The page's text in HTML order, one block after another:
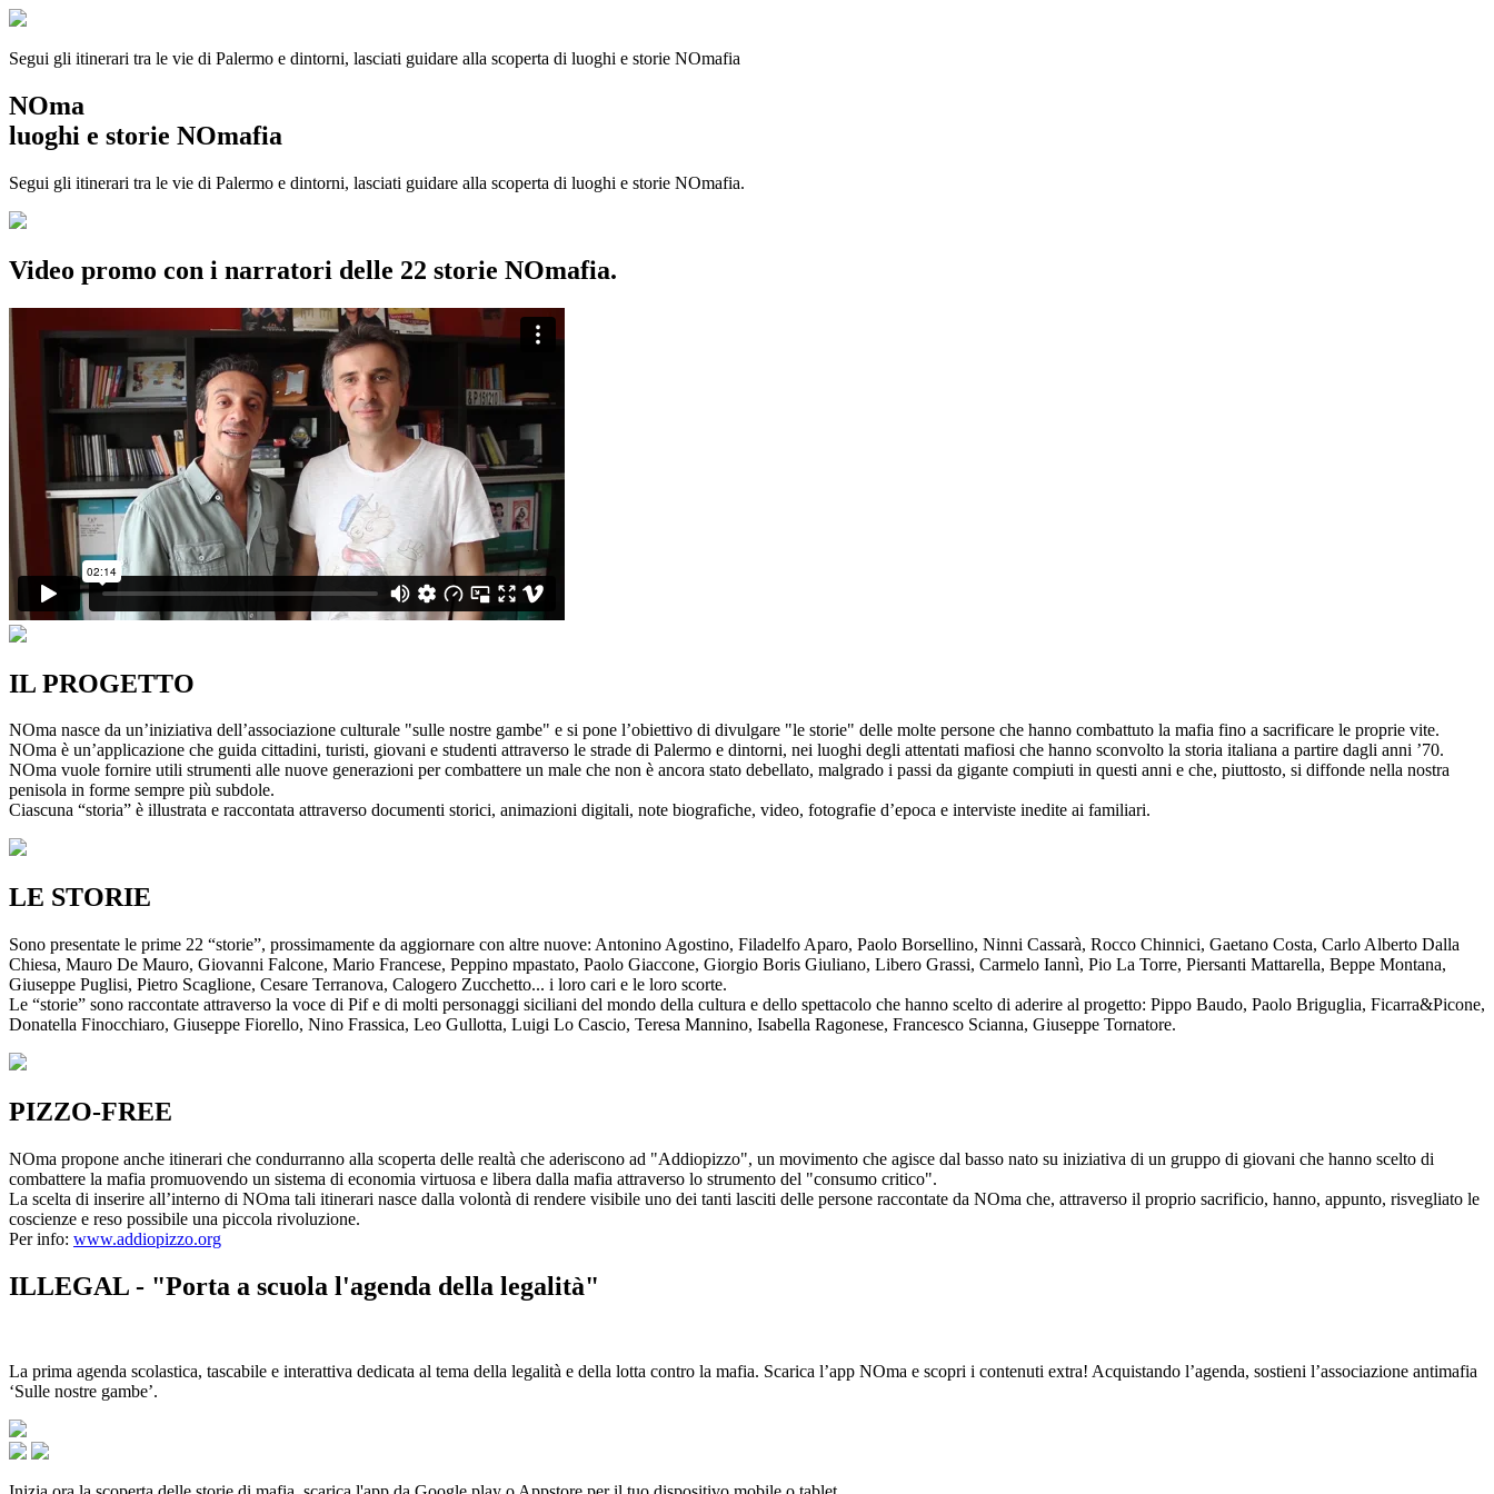
Segui gli itinerari tra le vie di Palermo e dintorni, lasciati guidare alla scoperta di luoghi e storie NOmafia
NOma
luoghi e storie NOmafia
Segui gli itinerari tra le vie di Palermo e dintorni, lasciati guidare alla scoperta di luoghi e storie NOmafia.
Video promo con i narratori delle 22 storie NOmafia.
IL PROGETTO
NOma nasce da un’iniziativa dell’associazione culturale "sulle nostre gambe" e si pone l’obiettivo di divulgare "le storie" delle molte persone che hanno combattuto la mafia fino a sacrificare le proprie vite.
NOma è un’applicazione che guida cittadini, turisti, giovani e studenti attraverso le strade di Palermo e dintorni, nei luoghi degli attentati mafiosi che hanno sconvolto la storia italiana a partire dagli anni ’70.
NOma vuole fornire utili strumenti alle nuove generazioni per combattere un male che non è ancora stato debellato, malgrado i passi da gigante compiuti in questi anni e che, piuttosto, si diffonde nella nostra
penisola in forme sempre più subdole.
Ciascuna “storia” è illustrata e raccontata attraverso documenti storici, animazioni digitali, note biografiche, video, fotografie d’epoca e interviste inedite ai familiari.
LE STORIE
Sono presentate le prime 22 “storie”, prossimamente da aggiornare con altre nuove: Antonino Agostino, Filadelfo Aparo, Paolo Borsellino, Ninni Cassarà, Rocco Chinnici, Gaetano Costa, Carlo Alberto Dalla
Chiesa, Mauro De Mauro, Giovanni Falcone, Mario Francese, Peppino mpastato, Paolo Giaccone, Giorgio Boris Giuliano, Libero Grassi, Carmelo Iannì, Pio La Torre, Piersanti Mattarella, Beppe Montana,
Giuseppe Puglisi, Pietro Scaglione, Cesare Terranova, Calogero Zucchetto... i loro cari e le loro scorte.
Le “storie” sono raccontate attraverso la voce di Pif e di molti personaggi siciliani del mondo della cultura e dello spettacolo che hanno scelto di aderire al progetto: Pippo Baudo, Paolo Briguglia, Ficarra&Picone,
Donatella Finocchiaro, Giuseppe Fiorello, Nino Frassica, Leo Gullotta, Luigi Lo Cascio, Teresa Mannino, Isabella Ragonese, Francesco Scianna, Giuseppe Tornatore.
PIZZO-FREE
NOma propone anche itinerari che condurranno alla scoperta delle realtà che aderiscono ad "Addiopizzo", un movimento che agisce dal basso nato su iniziativa di un gruppo di giovani che hanno scelto di
combattere la mafia promuovendo un sistema di economia virtuosa e libera dalla mafia attraverso lo strumento del "consumo critico".
La scelta di inserire all’interno di NOma tali itinerari nasce dalla volontà di rendere visibile uno dei tanti lasciti delle persone raccontate da NOma che, attraverso il proprio sacrificio, hanno, appunto, risvegliato le
coscienze e reso possibile una piccola rivoluzione.
Per info: www.addiopizzo.org
ILLEGAL - "Porta a scuola l'agenda della legalità"
La prima agenda scolastica, tascabile e interattiva dedicata al tema della legalità e della lotta contro la mafia. Scarica l’app NOma e scopri i contenuti extra! Acquistando l’agenda, sostieni l’associazione antimafia
‘Sulle nostre gambe’.